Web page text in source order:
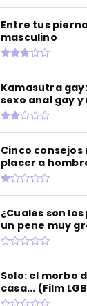
Entre tus
masculino
Kamasutra
sexo anal gay
Cinco
placer a
¿Cuales son
un pene muy
Solo: el morbo
casa... (Film